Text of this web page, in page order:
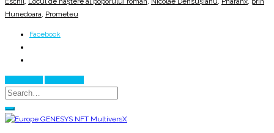
Hunedoara Prometeu
Facebook